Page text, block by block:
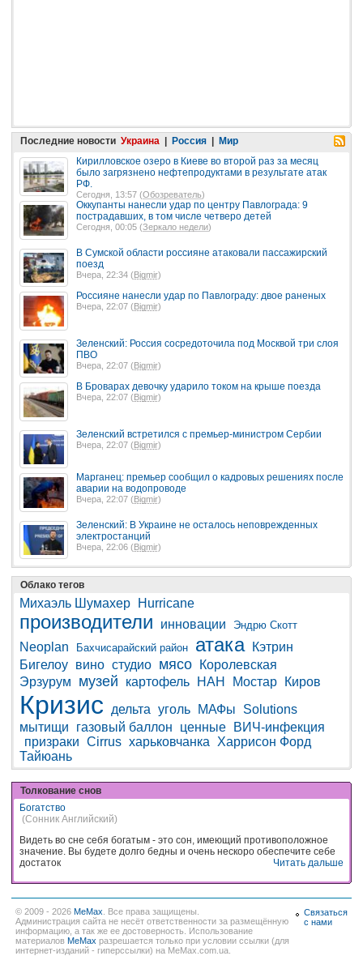
Последние новости Украина Россия
Мир
Кирилловское озеро в Киеве во второй раз за месяц
было загрязнено нефтепродуктами в результате атак
РФ.
Сегодня, 13:57 (Обозреватель)
Оккупанты нанесли удар по центру Павлограда: 9
пострадавших, в том числе четверо детей
Сегодня, 00:05 (Зеркало недели)
В Сумской области россияне атаковали пассажирский
поезд
Вчера, 22:34 (Bigmir)
Россияне нанесли удар по Павлограду: двое раненых
Вчера, 22:07 (Bigmir)
Зеленский: Россия сосредоточила под Москвой три слоя
ПВО
Вчера, 22:07 (Bigmir)
В Броварах девочку ударило током на крыше поезда
Вчера, 22:07 (Bigmir)
Зеленский встретился с премьер-министром Сербии
Вчера, 22:07 (Bigmir)
Марганец: премьер сообщил о кадровых решениях после
аварии на водопроводе
Вчера, 22:07 (Bigmir)
Зеленский: В Украине не осталось неповрежденных
электростанций
Вчера, 22:06 (Bigmir)
Облако тегов
Михаэль Шумахер Hurricane
производители инновации Эндрю Скотт
Neoplan Бахчисарайский район атака
Кэтрин
Бигелоу вино студио мясо
Королевская
Эрзурум
музей картофель НАН Мостар Киров
Кризис дельта уголь МАФы
Solutions
мытищи
газовый баллон ценные
ВИЧ-инфекция
призраки Cirrus харьковчанка
Харрисон Форд
Тайюань
Толкование снов
Богатство
(Сонник Английский)
Видеть во сне себя богатым - это сон, имеющий противоположное
значение. Вы будете долго бедны и очень нескоро обеспечите себе
достаток
Читать дальше
© 2009 - 2026 MeMax . Все права защищены.
Администрация сайта не несёт ответственности за размещённую
информацию, а так же ее достоверность. Использование
материалов MeMax разрешается только при условии ссылки (для
интернет-изданий - гиперссылки) на MeMax.com.ua.
Связаться
с нами